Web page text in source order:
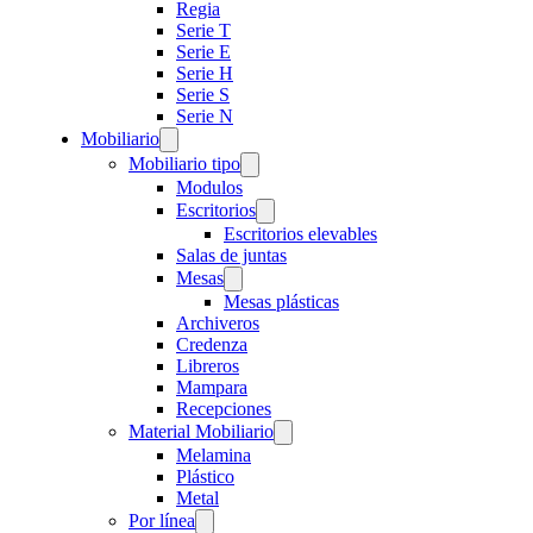
Regia
Serie T
Serie E
Serie H
Serie S
Serie N
Mobiliario
Mobiliario tipo
Modulos
Escritorios
Escritorios elevables
Salas de juntas
Mesas
Mesas plásticas
Archiveros
Credenza
Libreros
Mampara
Recepciones
Material Mobiliario
Melamina
Plástico
Metal
Por línea